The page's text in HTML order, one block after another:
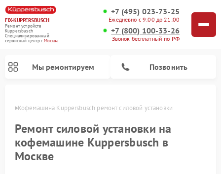
FIX-KUPPERSBUSCH
Ремонт устройств
Kuppersbusch
Специализированный
cервисный центр г.Москва
+7 (495) 023-73-25
Ежедневно с 9:00 до 21:00
+7 (800) 100-33-26
Звонок бесплатный по РФ
Мы ремонтируем Позвонить
Кофемашина Kuppersbusch ремонт силовой установки
Ремонт силовой установки на
кофемашине Kuppersbusch в
Москве